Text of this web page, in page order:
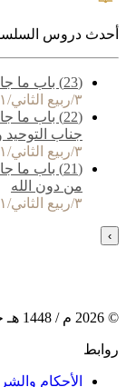
أحدث دروس
(23) باب ما جاء أن بعض هذه الأمة يعبد الأوثان
٣/ربيع الثاني/١٤٤١ الموافق ٣٠/نوفمبر/٢٠١٩
(22) باب
جناب
٣/ربيع الثاني/١٤٤١ الموافق ٣٠/نوفمبر/٢٠١٩
(21) باب ما
من دون الله
٣/ربيع الثاني/١٤٤١ الموافق ٣٠/نوفمبر/٢٠١٩
›
©
2026 م / 1448 هـ
روابط
الأحكام